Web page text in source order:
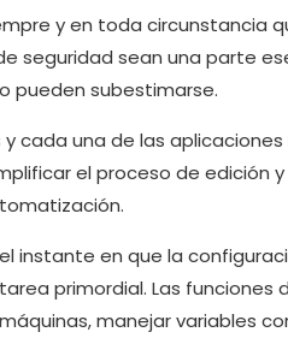
y en toda
seguridad sean una parte
pueden subestimarse.
cada una de las
el proceso de edición
instante en que la
primordial. Las funciones
manejar variables